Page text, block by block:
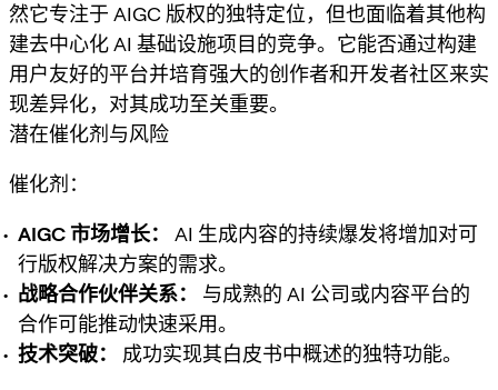
然它专注于 AIGC 版权的独特定位，但也面临着其他构
建去中心化 AI 基础设施项目的竞争。它能否通过构建
用户友好的平台并培育强大的创作者和开发者社区来实
现差异化，对其成功至关重要。
潜在催化剂与风险
催化剂：
AIGC 市场增长：
AI 生成内容的持续爆发将增加对可
行版权解决方案的需求。
战略合作伙伴关系：
与成熟的 AI 公司或内容平台的
合作可能推动快速采用。
技术突破：
成功实现其白皮书中概述的独特功能。